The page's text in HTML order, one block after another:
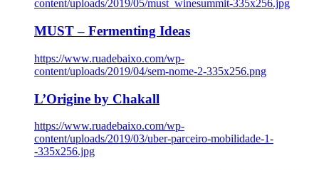
content/uploads/2019/05/must_winesummit-335x256.jpg
MUST – Fermenting Ideas
https://www.ruadebaixo.com/wp-
content/uploads/2019/04/sem-nome-2-335x256.png
L’Origine by Chakall
https://www.ruadebaixo.com/wp-
content/uploads/2019/03/uber-parceiro-mobilidade-1-
-335x256.jpg